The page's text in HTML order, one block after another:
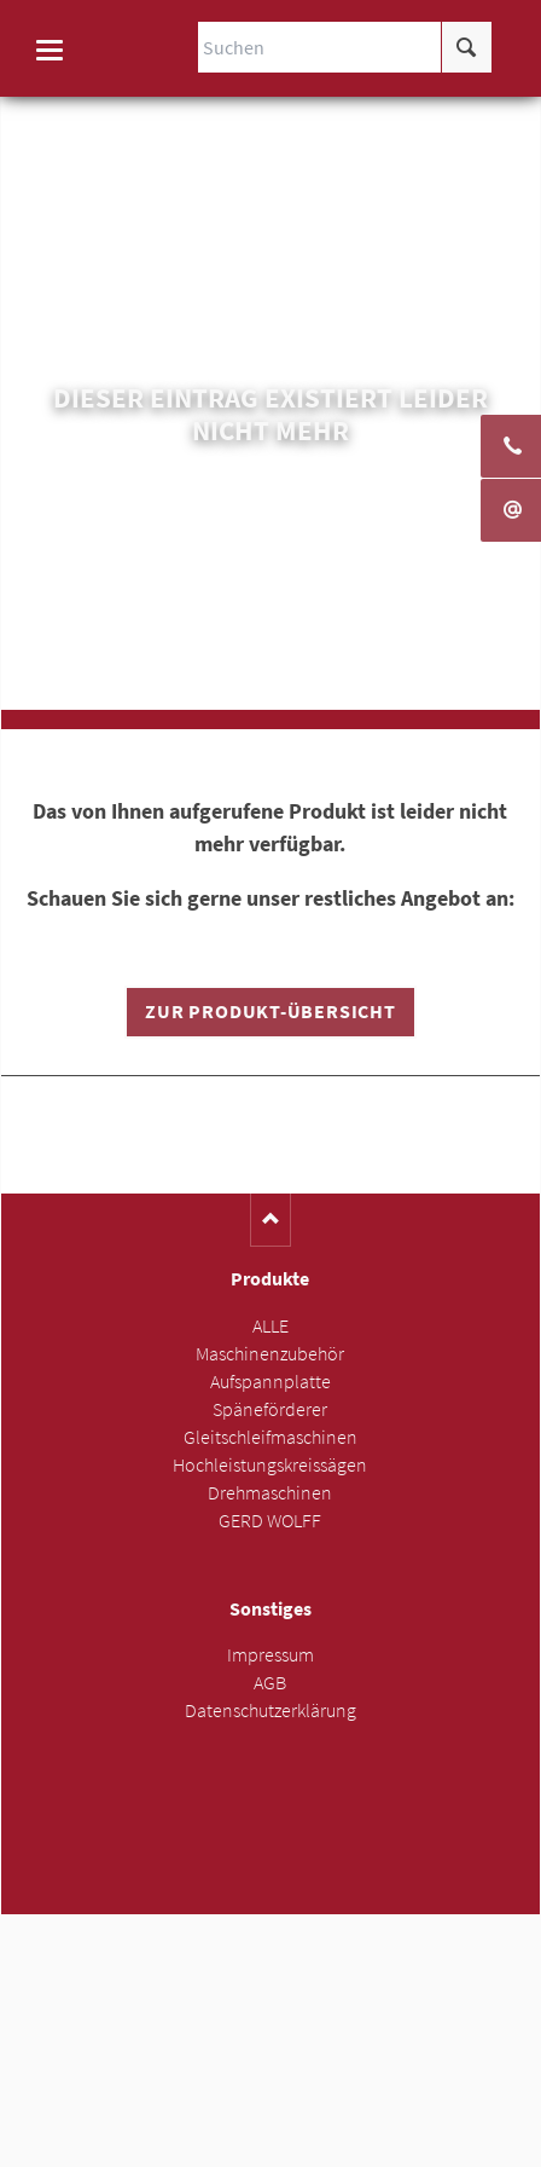
DIESER EINTRAG EXISTIERT LEIDER
NICHT MEHR
Das von Ihnen aufgerufene Produkt ist leider nicht
mehr verfügbar.
Schauen Sie sich gerne unser restliches Angebot an:
ZUR PRODUKT-ÜBERSICHT
Produkte
ALLE
Maschinenzubehör
Aufspannplatte
Späneförderer
Gleitschleifmaschinen
Hochleistungskreissägen
Drehmaschinen
GERD WOLFF
Sonstiges
Impressum
AGB
Datenschutzerklärung